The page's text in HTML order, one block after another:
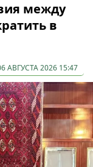
между
в
АВГУСТА 2026 15:47